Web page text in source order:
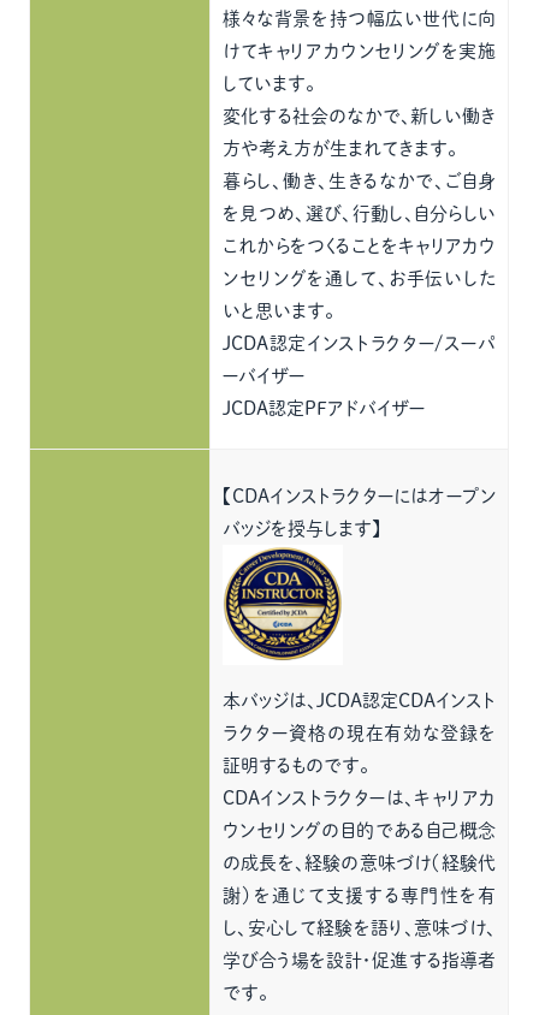
様々な背景を持つ幅広い世代に向
けてキャリアカウンセリングを実施
しています。
変化する社会のなかで、新しい働き
方や考え方が生まれてきます。
暮らし、働き、生きるなかで、ご自身
を見つめ、選び、行動し、自分らしい
これからをつくることをキャリアカウ
ンセリングを通して、お手伝いした
いと思います。
JCDA認定インストラクター/スーパ
ーバイザー
JCDA認定PFアドバイザー
【CDAインストラクターにはオープン
バッジを授与します】
本バッジは、JCDA認定CDAインスト
ラクター資格の現在有効な登録を
証明するものです。
CDAインストラクターは、キャリアカ
ウンセリングの目的である自己概念
の成長を、経験の意味づけ（経験代
謝）を通じて支援する専門性を有
し、安心して経験を語り、意味づけ、
学び合う場を設計・促進する指導者
です。